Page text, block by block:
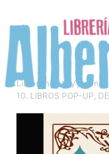
Libros Infantil y juvenil
10. LIBROS POP-UP,